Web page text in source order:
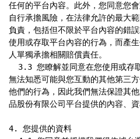
任何的平台內容。此外，您同意您
自行承擔風險，在法律允許的最大
負責，包括但不限於平台內容的錯
使用或存取平台內容的行為，而產
人單獨承擔相關賠償責任。
無法知悉可能與您互動的其他第三
他們的行為，因此我們無法保證其
品股份有限公司平台提供的內容、
4. 您提供的資料